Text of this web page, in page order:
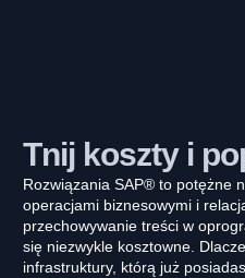
Tnij koszty i
Rozwiązania SAP® to potężne
operacjami biznesowymi i
przechowywanie treści w
się niezwykle kosztowne.
infrastruktury, którą już